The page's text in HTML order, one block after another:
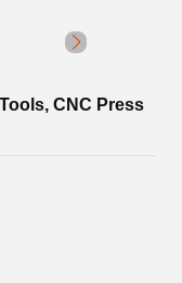
CNC Press